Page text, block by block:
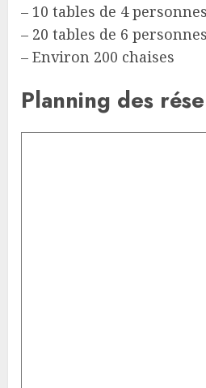
– 10 tables de 4
– 20 tables de 6
– Environ 200 chaises
Planning des